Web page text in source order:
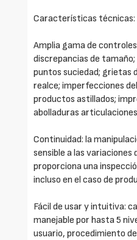
Características técnicas:
Amplia gama de
discrepancias de
puntos suciedad; grietas
realce; imperfecciones
productos astillados;
abolladuras
Continuidad: la
sensible a las variaciones
proporciona una
incluso en el caso de
Fácil de usar y intuitiva:
manejable por hasta 5
usuario, procedimiento